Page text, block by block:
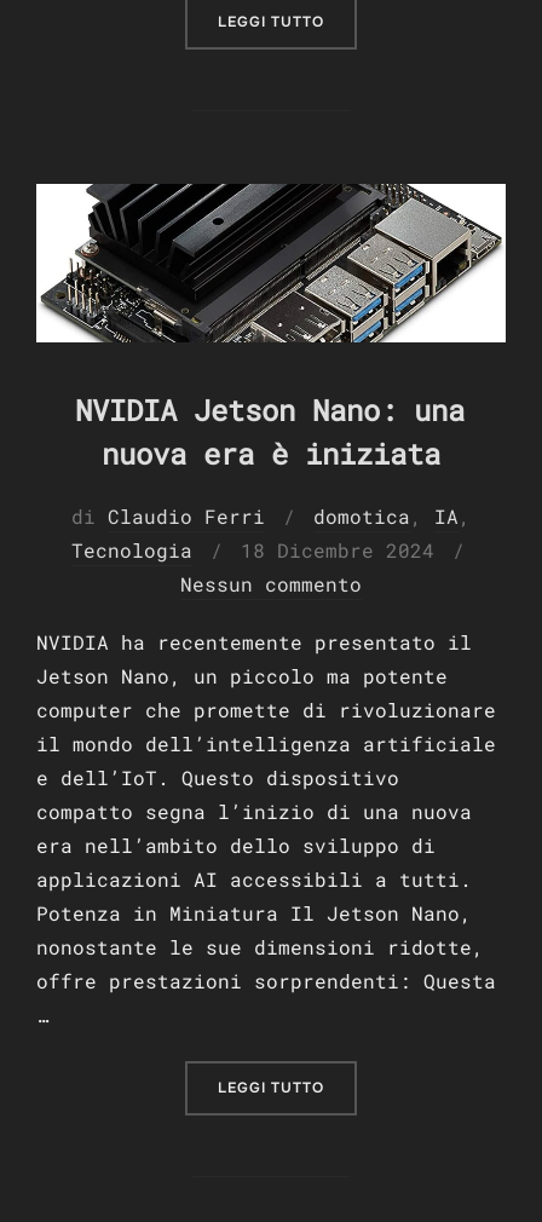
LEGGI TUTTO
NVIDIA Jetson Nano: una
nuova era è iniziata
di Claudio Ferri domotica, IA,
Tecnologia
Pubblicato
il
18 Dicembre 2024
Nessun commento
NVIDIA ha recentemente presentato il
Jetson Nano, un piccolo ma potente
computer che promette di rivoluzionare
il mondo dell’intelligenza artificiale
e dell’IoT. Questo dispositivo
compatto segna l’inizio di una nuova
era nell’ambito dello sviluppo di
applicazioni AI accessibili a tutti.
Potenza in Miniatura Il Jetson Nano,
nonostante le sue dimensioni ridotte,
offre prestazioni sorprendenti: Questa
…
LEGGI TUTTO